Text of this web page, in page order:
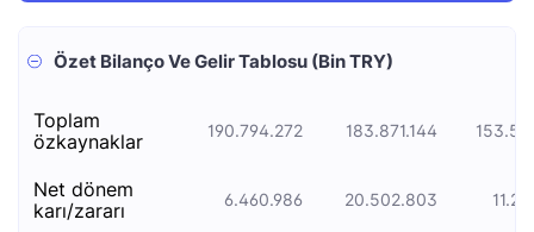
Özet Bilanço Ve Gelir Tablosu (Bin TRY)
toplam
özkaynaklar
190.794.272 183.871.144
net dönem
karı/zararı
6.460.986 20.502.803